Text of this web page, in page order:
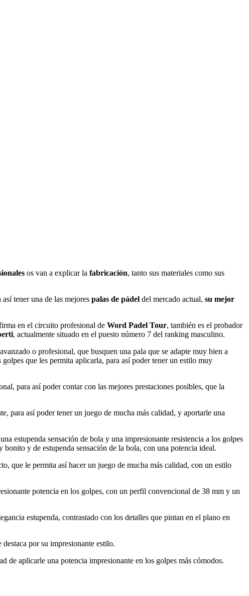
os van a explicar la fabricación, tanto sus materiales como sus
tener una de las mejores palas de pádel del mercado actual, su mejor
en el circuito profesional de Word Padel Tour, también es el probador
, actualmente situado en el puesto número 7 del ranking masculino.
o profesional, que busquen una pala que se adapte muy bien a
que les permita aplicarla, para así poder tener un estilo muy
para así poder contar con las mejores prestaciones posibles, que la
para así poder tener un juego de mucha más calidad, y aportarle una
estupenda sensación de bola y una impresionante resistencia a los golpes
y de estupenda sensación de la bola, con una potencia ideal.
que le permita así hacer un juego de mucha más calidad, con un estilo
potencia en los golpes, con un perfil convencional de 38 mm y un
estupenda, contrastado con los detalles que pintan en el plano en
por su impresionante estilo.
de aplicarle una potencia impresionante en los golpes más cómodos.